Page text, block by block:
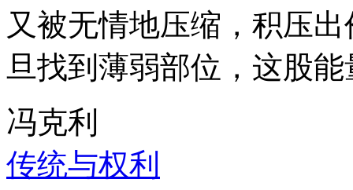
又被无情地压缩，积压
旦找到薄弱部位，这股
冯克利
传统与权利